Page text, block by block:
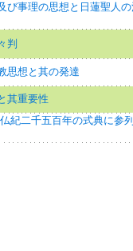
び事理の思想と日蓮聖人
判
思想と其の発達
其重要性
紀二千五百年の式典に参